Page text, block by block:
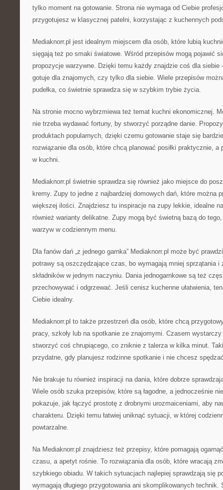
tylko moment na gotowanie. Strona nie wymaga od Ciebie
przygotujesz w klasycznej patelni, korzystając z kuchennych
Mediaknorr.pl jest idealnym miejscem dla osób, które lubią
sięgają też po smaki światowe. Wśród przepisów mogą pojawić
propozycje warzywne. Dzięki temu każdy znajdzie coś dla siebie
gotuje dla znajomych, czy tylko dla siebie. Wiele przepisów
pudełka, co świetnie sprawdza się w szybkim trybie życia.
Na stronie mocno wybrzmiewa też temat kuchni ekonomicznej.
nie trzeba wydawać fortuny, by stworzyć porządne danie.
produktach popularnych, dzięki czemu gotowanie staje się
rozwiązanie dla osób, które chcą planować posiłki praktycznie,
w kuchni.
Mediaknorr.pl świetnie sprawdza się również jako miejsce do
kremy. Zupy to jedne z najbardziej domowych dań, które można
większej ilości. Znajdziesz tu inspiracje na zupy lekkie, idealne
również warianty delikatne. Zupy mogą być świetną bazą do
warzyw w codziennym menu.
Dla fanów dań „z jednego garnka” Mediaknorr.pl może być
potrawy są oszczędzające czas, bo wymagają mniej sprzątania i
składników w jednym naczyniu. Dania jednogarnkowe są też
przechowywać i odgrzewać. Jeśli cenisz kuchenne ułatwienia,
Ciebie idealny.
Mediaknorr.pl to także przestrzeń dla osób, które chcą
pracy, szkoły lub na spotkanie ze znajomymi. Czasem wystarczy
stworzyć coś chrupiącego, co zniknie z talerza w kilka minut.
przydatne, gdy planujesz rodzinne spotkanie i nie chcesz
Nie brakuje tu również inspiracji na dania, które dobrze
Wiele osób szuka przepisów, które są łagodne, a jednocześnie
pokazuje, jak łączyć prostotę z drobnymi urozmaiceniami, aby
charakteru. Dzięki temu łatwiej uniknąć sytuacji, w której
powtarzalne.
Na Mediaknorr.pl znajdziesz też przepisy, które pomagają
czasu, a apetyt rośnie. To rozwiązania dla osób, które wracają
szybkiego obiadu. W takich sytuacjach najlepiej sprawdzają się
wymagają długiego przygotowania ani skomplikowanych